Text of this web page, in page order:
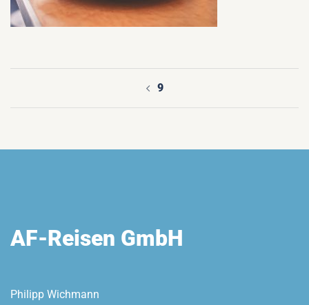
Beitragsnavigation
9
AF-Reisen GmbH
Philipp Wichmann